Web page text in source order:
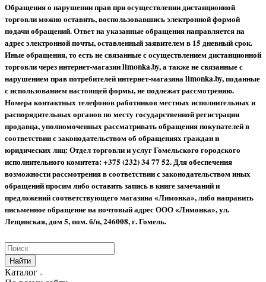
Обращения о нарушении прав при осуществлении дистанционной
торговли можно оставить, воспользовавшись электронной формой
подачи обращений. Ответ на указанные обращения направляется на
адрес электронной почты, оставленный заявителем в 15 дневный срок.
Иные обращения, то есть не связанные с осуществлением дистанционной
торговли через интернет-магазин limonka.by, а также не связанные с
нарушением прав потребителей интернет-магазина limonka.by, поданные
с использованием настоящей формы, не подлежат рассмотрению.
Номера контактных телефонов работников местных исполнительных и
распорядительных органов по месту государственной регистрации
продавца, уполномоченных рассматривать обращения покупателей в
соответствии с законодательством об обращениях граждан и
юридических лиц: Отдел торговли и услуг Гомельского городского
исполнительного комитета: +375 (232) 34 77 52.Для обеспечения
возможности рассмотрения в соответствии с законодательством иных
обращений просим либо оставить запись в книге замечаний и
предложений соответствующего магазина «Лимонка», либо направить
письменное обращение на почтовый адрес ООО «Лимонка», ул.
Лещинская, дом 5, пом. б/н, 246008, г. Гомель.
Найти
Каталог